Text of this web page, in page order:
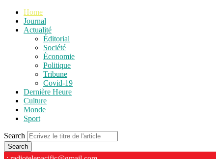
Home
Journal
Actualité
Éditorial
Société
Économie
Politique
Tribune
Covid-19
Dernière Heure
Culture
Monde
Sport
Search